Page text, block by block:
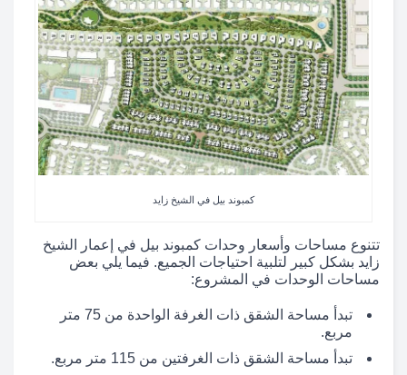
كمبوند بيل في الشيخ زايد
تتنوع مساحات وأسعار وحدات كمبوند بيل في إعمار الشيخ
زايد بشكل كبير لتلبية احتياجات الجميع. فيما يلي بعض
مساحات الوحدات في المشروع:
تبدأ مساحة الشقق ذات الغرفة الواحدة من 75 متر
مربع.
تبدأ مساحة الشقق ذات الغرفتين من 115 متر مربع.